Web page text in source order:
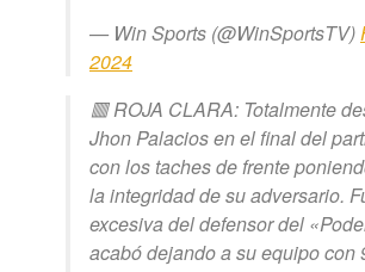
— Win Sports (@WinSportsTV)
2024
🟥 ROJA CLARA: Totalmente
Jhon Palacios en el final del
con los taches de frente
la integridad de su adversario.
excesiva del defensor del
acabó dejando a su equipo con